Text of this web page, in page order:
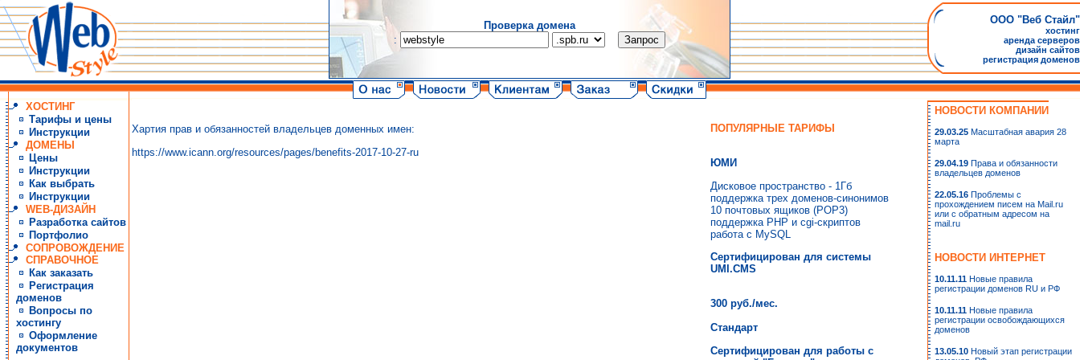
Проверка домена
:
ООО "Веб Стайл"
хостинг
аренда серверов
дизайн сайтов
регистрация доменов
ХОСТИНГ
Тарифы и цены
Инструкции
ДОМЕНЫ
Цены
Инструкции
Как выбрать
Инструкции
WEB-ДИЗАЙН
Разработка сайтов
Портфолио
СОПРОВОЖДЕНИЕ
СПРАВОЧНОЕ
Как заказать
Регистрация
доменов
Вопросы по
хостингу
Оформление
документов
ПОПУЛЯРНЫЕ ТАРИФЫ
ЮМИ
Дисковое пространство - 1Гб
поддержка трех доменов-синонимов
10 почтовых ящиков (POP3)
поддержка PHP и cgi-скриптов
работа с MySQL
Сертифицирован для системы
UMI.CMS
300 руб./мес.
Стандарт
Сертифицирован для работы с
Хартия прав и обязанностей владельцев доменных имен:
https://www.icann.org/resources/pages/benefits-2017-10-27-ru
НОВОСТИ КОМПАНИИ
29.03.25 Масштабная авария 28
марта
29.04.19 Права и обязанности
владельцев доменов
22.05.16 Проблемы с
прохождением писем на Mail.ru
или с обратным адресом на
mail.ru
НОВОСТИ ИНТЕРНЕТ
10.11.11 Новые правила
регистрации доменов RU и РФ
10.11.11 Новые правила
регистрации освобождающихся
доменов
13.05.10 Новый этап регистрации